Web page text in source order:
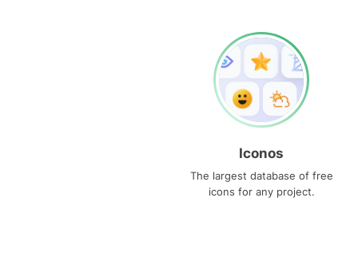
Iconos
The largest database of free
icons for any project.